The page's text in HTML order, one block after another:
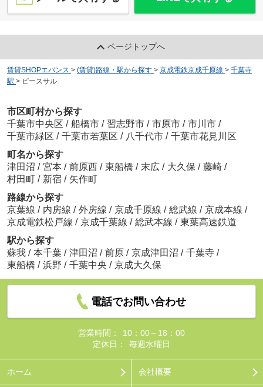
ページトップへ
賃貸SHOPエバンス > (賃貸)路線・駅から探す > 京成電鉄京成千原線 > 千葉寺
駅 > ピースサル
市区町村から探す
千葉市中央区 / 船橋市 / 習志野市 / 市原市 / 市川市 /
千葉市緑区 / 千葉市若葉区 / 八千代市 / 千葉市花見川区
町名から探す
津田沼 / 宮本 / 前原西 / 東船橋 / 末広 / 大久保 / 藤崎 /
村田町 / 新宿 / 矢作町
路線から探す
京葉線 / 内房線 / 外房線 / 京成千原線 / 総武線 / 京成本線 /
京成電鉄松戸線 / 京成千葉線 / 総武本線 / 東葉高速鉄道
駅から探す
蘇我 / 本千葉 / 津田沼 / 前原 / 京成津田沼 / 千葉寺 /
東船橋 / 浜野 / 千葉中央 / 京成大久保
電話でお問い合わせ
営業時間：
10：00～18：00
定休日：
毎週水曜日
ホーム 会社概要